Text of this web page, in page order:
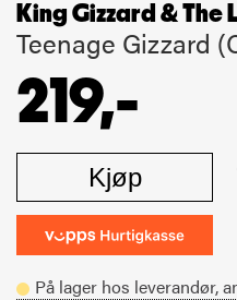
King Gizzard & The
Teenage Gizzard
219,-
Kjøp
På lager hos leverandør,